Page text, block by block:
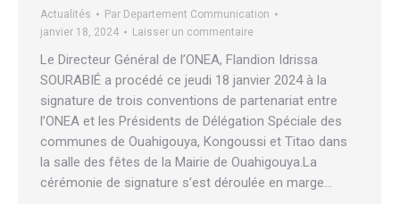
Actualités Par Departement Communication
janvier 18, 2024
Laisser un commentaire
Le Directeur Général de l’ONEA, Flandion Idrissa
SOURABIÉ a procédé ce jeudi 18 janvier 2024 à la
signature de trois conventions de partenariat entre
l’ONEA et les Présidents de Délégation Spéciale des
communes de Ouahigouya, Kongoussi et Titao dans
la salle des fêtes de la Mairie de Ouahigouya.La
cérémonie de signature s’est déroulée en marge…